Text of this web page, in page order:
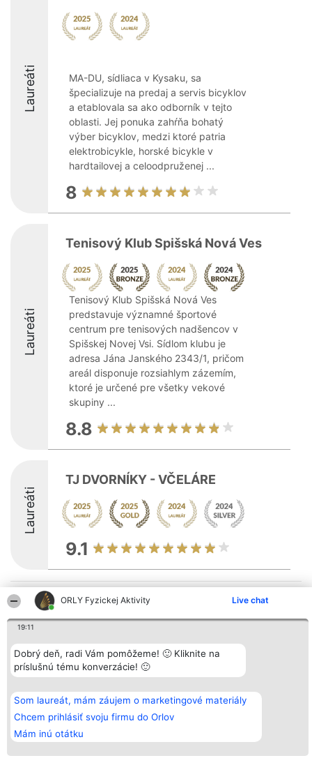
ORLY Fyzickej Aktivity Live chat
19:11
Dobrý deň, radi Vám pomôžeme! 🙂 Kliknite na
príslušnú tému konverzácie! 🙂
Som laureát, mám záujem o marketingové materiály
Chcem prihlásiť svoju firmu do Orlov
Mám inú otátku
Laureáti
MA-DU, sídliaca v Kysaku, sa
špecializuje na predaj a servis bicyklov
a etablovala sa ako odborník v tejto
oblasti. Jej ponuka zahŕňa bohatý
výber bicyklov, medzi ktoré patria
elektrobicykle, horské bicykle v
hardtailovej a celoodpruženej ...
8
Laureáti
Tenisový Klub Spišská Nová Ves
Tenisový Klub Spišská Nová Ves
predstavuje významné športové
centrum pre tenisových nadšencov v
Spišskej Novej Vsi. Sídlom klubu je
adresa Jána Janského 2343/1, pričom
areál disponuje rozsiahlym zázemím,
ktoré je určené pre všetky vekové
skupiny ...
8.8
Laureáti
TJ DVORNÍKY - VČELÁRE
9.1
Organizátor hodnotenia
Bright Side Solutions sp. z o.
o. sp. k.
ul. Ruska 22
KRS 0000749100 | Regon
381313360 | NIP 8943132676
+48 508 492 400
Hodnotenie
Laureáti
Lista
Podmienky
Obchodné
podmienky
ochrany
osobných
údajov
Kontakt